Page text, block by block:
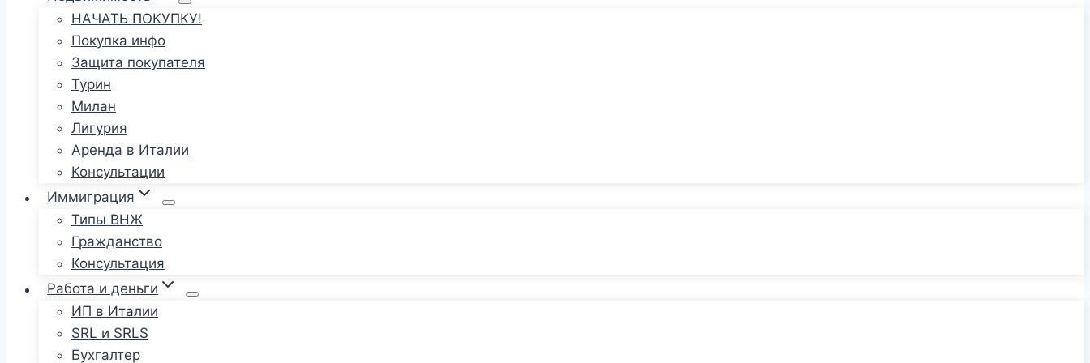
НАЧАТЬ ПОКУПКУ!
Покупка инфо
Защита покупателя
Турин
Милан
Лигурия
Аренда в Италии
Консультации
Иммиграция
Типы ВНЖ
Гражданство
Консультация
Работа и деньги
ИП в Италии
SRL и SRLS
Бухгалтер